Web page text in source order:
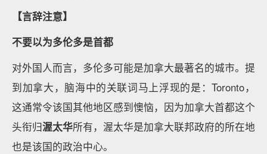
【言辞注意】
不要以为多伦多是首都
对外国人而言，多伦多可能是加拿大最著名的城市。提
到加拿大，脑海中的关联词马上浮现的是：Toronto，
这通常令该国其他地区感到懊恼，因为加拿大首都这个
头衔归渥太华所有，渥太华是加拿大联邦政府的所在地
也是该国的政治中心。